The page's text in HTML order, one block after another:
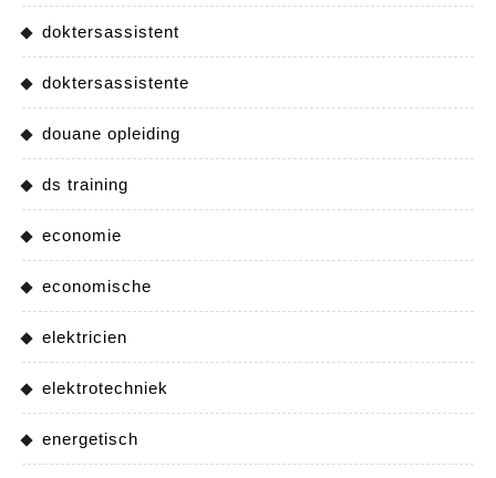
doktersassistent
doktersassistente
douane opleiding
ds training
economie
economische
elektricien
elektrotechniek
energetisch